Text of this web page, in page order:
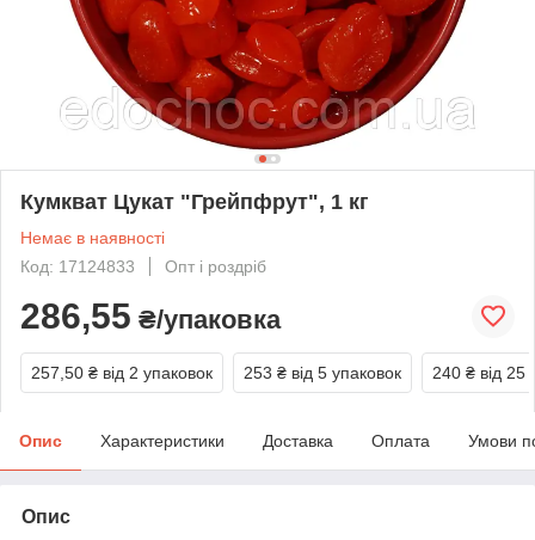
Кумкват Цукат "Грейпфрут", 1 кг
Немає в наявності
Код: 17124833
Опт і роздріб
286,55 ₴/упаковка
257,50 ₴ від 2 упаковок 253 ₴ від 5 упаковок 240 ₴ від 25
Опис Характеристики Доставка Оплата Умови
Опис